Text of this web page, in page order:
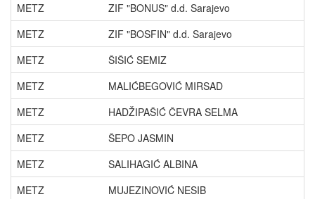
METZ
ZIF "BONUS" d.d. Sarajevo
METZ
ZIF "BOSFIN" d.d. Sarajevo
METZ
ŠIŠIĆ SEMIZ
METZ
MALIĆBEGOVIĆ MIRSAD
METZ
HADŽIPAŠIĆ ČEVRA SELMA
METZ
ŠEPO JASMIN
METZ
SALIHAGIĆ ALBINA
METZ
MUJEZINOVIĆ NESIB